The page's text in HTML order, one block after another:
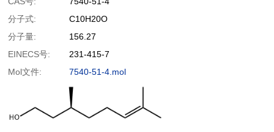
分子式:
C10H20O
分子量:
156.27
EINECS号:
231-415-7
Mol文件:
7540-51-4.mol